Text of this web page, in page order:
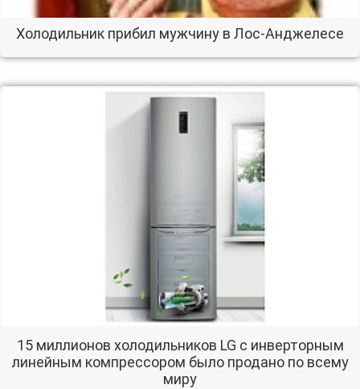
Холодильник прибил мужчину в Лос-Анджелесе
15 миллионов холодильников LG с инверторным
линейным компрессором было продано по всему
миру